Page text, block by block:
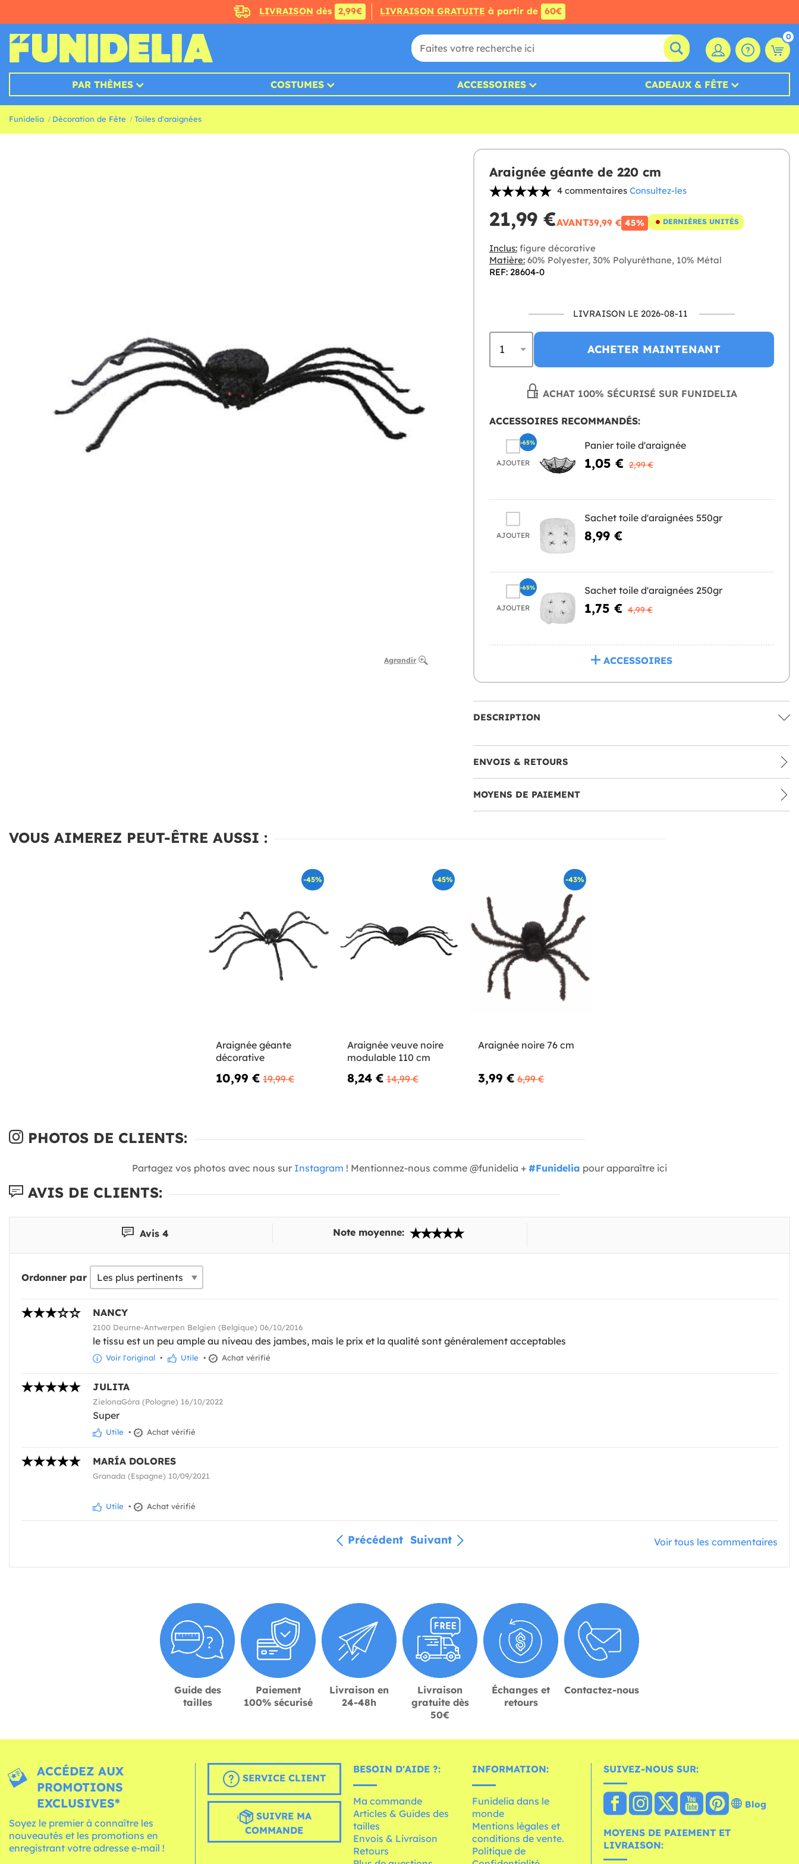
LIVRAISON dès 2,99€ LIVRAISON GRATUITE à partir de 60€
0
PAR THÈMES COSTUMES ACCESSOIRES CADEAUX & FÊTE
Funidelia Décoration de Fête Toiles d'araignées
Agrandir
Araignée géante de 220 cm
4 commentaires Consultez-les
21,99 €AVANT39,99 € 45% DERNIÈRES UNITÉS
Inclus:figure décorative
Matière:60% Polyester, 30% Polyuréthane, 10% Métal
REF: 28604-0
LIVRAISON LE 2026-08-11
ACHETER MAINTENANT
ACHAT 100% SÉCURISÉ SUR FUNIDELIA
ACCESSOIRES RECOMMANDÉS:
AJOUTER
Panier toile d'araignée
1,05 € 2,99 €
-65%
AJOUTER
Sachet toile d'araignées 550gr
8,99 €
AJOUTER
Sachet toile d'araignées 250gr
1,75 € 4,99 €
-65%
ACCESSOIRES
DESCRIPTION
ENVOIS & RETOURS
MOYENS DE PAIEMENT
VOUS AIMEREZ PEUT-ÊTRE AUSSI :
-45%
Araignée géante
décorative
10,99 € 19,99 €
-45%
Araignée veuve noire
modulable 110 cm
8,24 € 14,99 €
-43%
Araignée noire 76 cm
3,99 € 6,99 €
PHOTOS DE CLIENTS:
Partagez vos photos avec nous sur Instagram ! Mentionnez-nous comme @funidelia + #Funidelia pour apparaître ici
AVIS DE CLIENTS:
Avis 4 Note moyenne:
Ordonner par
NANCY
2100 Deurne-Antwerpen Belgien (Belgique) 06/10/2016
le tissu est un peu ample au niveau des jambes, mais le prix et la qualité sont généralement acceptables
Voir l'original • Utile • Achat vérifié
JULITA
ZielonaGóra (Pologne) 16/10/2022
Super
Utile • Achat vérifié
MARÍA DOLORES
Granada (Espagne) 10/09/2021
Utile • Achat vérifié
Précédent Suivant Voir tous les commentaires
Guide des
tailles
Paiement
100% sécurisé
Livraison en
24-48h
Livraison
gratuite dès
50€
Échanges et
retours
Contactez-nous
ACCÉDEZ AUX
PROMOTIONS
EXCLUSIVES*
Soyez le premier à connaître les
nouveautés et les promotions en
enregistrant votre adresse e-mail !
SERVICE CLIENT
SUIVRE MA
COMMANDE
BESOIN D'AIDE ?:
Ma commande
Articles & Guides des
tailles
Envois & Livraison
Retours
INFORMATION:
Funidelia dans le
monde
Mentions légales et
conditions de vente.
Politique de
SUIVEZ-NOUS SUR:
Blog
MOYENS DE PAIEMENT ET
LIVRAISON: